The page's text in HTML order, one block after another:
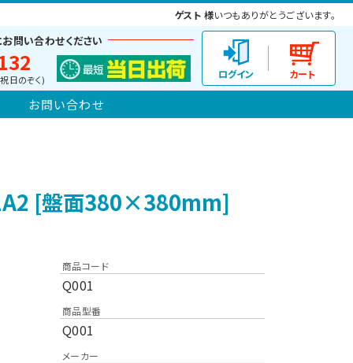
ゲスト 様いつもありがとうございます。
問い合わせください
日のぞく)
お問い合わせ
[盤面380×380mm]
商品コード
Q001
商品型番
Q001
メーカー